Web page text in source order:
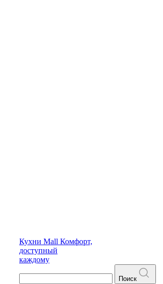
Кухни Mall Комфорт,
доступный
каждому
Поиск